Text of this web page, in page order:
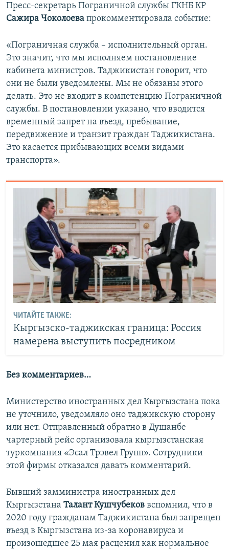
Пресс-секретарь Пограничной службы ГКНБ КР
Сажира Чоколоева прокомментировала событие:
«Пограничная служба – исполнительный орган.
Это значит, что мы исполняем постановление
кабинета министров. Таджикистан говорит, что
они не были уведомлены. Мы не обязаны этого
делать. Это не входит в компетенцию Пограничной
службы. В постановлении указано, что вводится
временный запрет на въезд, пребывание,
передвижение и транзит граждан Таджикистана.
Это касается прибывающих всеми видами
транспорта».
ЧИТАЙТЕ ТАКЖЕ:
Кыргызско-таджикская граница: Россия
намерена выступить посредником
Без комментариев…
Министерство иностранных дел Кыргызстана пока
не уточнило, уведомляло оно таджикскую сторону
или нет. Отправленный обратно в Душанбе
чартерный рейс организовала кыргызстанская
туркомпания «Эсал Трэвел Групп». Сотрудники
этой фирмы отказался давать комментарий.
Бывший замминистра иностранных дел
Кыргызстана Талант Кушчубеков вспомнил, что в
2020 году гражданам Таджикистана был запрещен
въезд в Кыргызстана из-за коронавируса и
произошедшее 25 мая расценил как нормальное